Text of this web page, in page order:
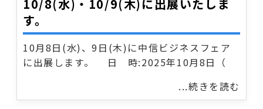
10/8(水)・10/9(木)に出展いたしま
す。
10月8日(水)、9日(木)に中信ビジネスフェア
に出展します。 日 時:2025年10月8日（
...続きを読む